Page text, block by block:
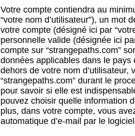
Votre compte contiendra au
“votre nom d’utilisateur”), un mot
votre compte (désigné ici par
personnelle valide (désignée ici
compte sur “strangepaths.com”
données applicables dans le
dehors de votre nom
“strangepaths.com” durant le
pour savoir si elle est
pouvez choisir quelle information
plus, dans votre compte, vous
automatique d’e-mail par le